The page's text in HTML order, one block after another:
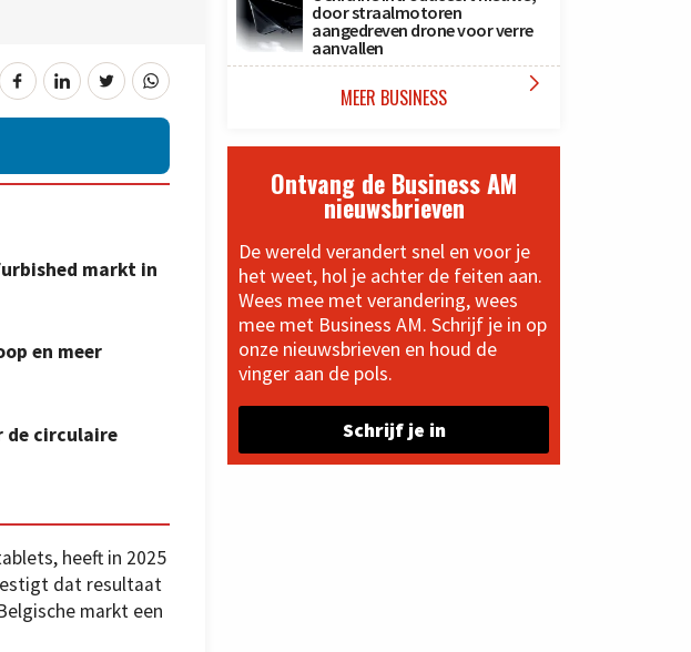
markt in
en meer
de circulaire
heeft in 2025
dat resultaat
markt een
door straalmotoren
aangedreven drone voor verre
aanvallen
MEER BUSINESS 
Ontvang de Business AM
nieuwsbrieven
De wereld verandert snel en voor je
het weet, hol je achter de feiten aan.
Wees mee met verandering, wees
mee met Business AM. Schrijf je in op
onze nieuwsbrieven en houd de
vinger aan de pols.
Schrijf je in